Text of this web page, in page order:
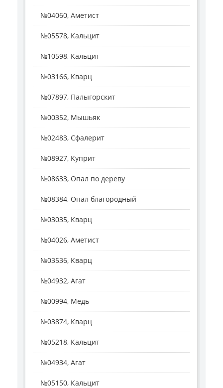
№04060, Аметист
№05578, Кальцит
№10598, Кальцит
№03166, Кварц
№07897, Палыгорскит
№00352, Мышьяк
№02483, Сфалерит
№08927, Куприт
№08633, Опал по дереву
№08384, Опал благородный
№03035, Кварц
№04026, Аметист
№03536, Кварц
№04932, Агат
№00994, Медь
№03874, Кварц
№05218, Кальцит
№04934, Агат
№05150, Кальцит